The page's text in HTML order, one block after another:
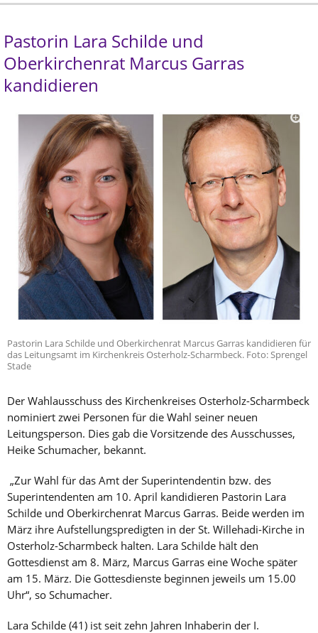
Pastorin Lara Schilde und
Oberkirchenrat Marcus Garras
kandidieren
Pastorin Lara Schilde und Oberkirchenrat Marcus Garras kandidieren für
das Leitungsamt im Kirchenkreis Osterholz-Scharmbeck. Foto: Sprengel
Stade
Der Wahlausschuss des Kirchenkreises Osterholz-Scharmbeck
nominiert zwei Personen für die Wahl seiner neuen
Leitungsperson. Dies gab die Vorsitzende des Ausschusses,
Heike Schumacher, bekannt.
„Zur Wahl für das Amt der Superintendentin bzw. des
Superintendenten am 10. April kandidieren Pastorin Lara
Schilde und Oberkirchenrat Marcus Garras. Beide werden im
März ihre Aufstellungspredigten in der St. Willehadi-Kirche in
Osterholz-Scharmbeck halten. Lara Schilde hält den
Gottesdienst am 8. März, Marcus Garras eine Woche später
am 15. März. Die Gottesdienste beginnen jeweils um 15.00
Uhr“, so Schumacher.
Lara Schilde (41) ist seit zehn Jahren Inhaberin der I.